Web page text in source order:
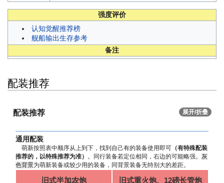
强度评价
认知觉醒推荐榜
舰船输出生存参考
备注
配装推荐
配装推荐 展开/折叠
通用配装
萌新按照表中顺序从上到下，找到自己有的装备使用即可（有特殊配装
推荐的，以特殊推荐为准）
。同行装备若定位相同，右边的可能略强。 灰
色背景为萌新装备或较少用的装备，同背景装备无特别大的差距。
旧式半加农炮 旧式重火炮、12磅长管炮